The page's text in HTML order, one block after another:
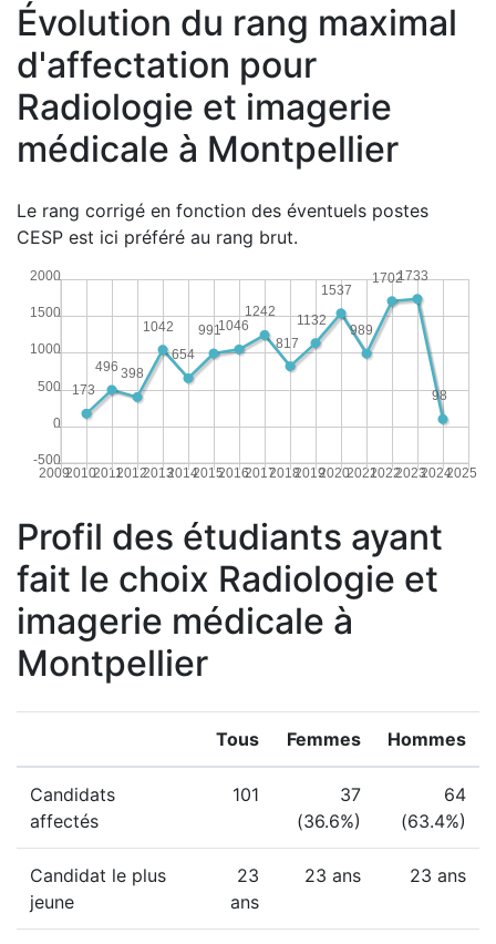
Évolution du rang maximal
d'affectation pour
Radiologie et imagerie
médicale à Montpellier
Le rang corrigé en fonction des éventuels postes
CESP est ici préféré au rang brut.
20092010201120122013201420152016201720182019202020212022202320242025
-500
0
500
1000
1500
2000
98
1733
1702
989
1537
1132
817
1242
1046
991
654
1042
398
496
173
Profil des étudiants ayant
fait le choix Radiologie et
imagerie médicale à
Montpellier
Tous Femmes Hommes
Candidats
affectés
101
37
(36.6%)
64
(63.4%)
Candidat le plus
jeune
23
ans
23 ans 23 ans